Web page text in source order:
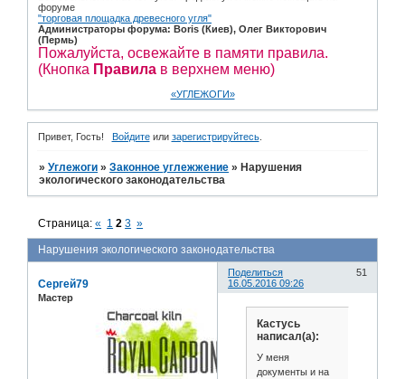
форуме
"торговая площадка древесного угля"
Администраторы форума: Boris (Киев), Олег Викторович
(Пермь)
Пожалуйста, освежайте в памяти правила.
(Кнопка Правила в верхнем меню)
«УГЛЕЖОГИ»
Привет, Гость! Войдитеили зарегистрируйтесь.
»Углежоги »Законное углежжение » Нарушения
экологического законодательства
Нарушения экологического законодательства
Страница:« 1 2 3 »
Поделиться
51
16.05.2016 09:26
Сергей79
Мастер
Кастусь
написал(а):
У меня
документы и на